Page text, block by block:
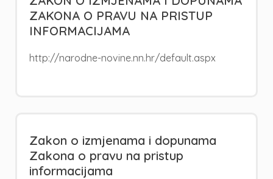
ZAKONA O PRAVU NA PRISTUP
INFORMACIJAMA
http://narodne-novine.nn.hr/default.aspx
Zakon o izmjenama i dopunama
Zakona o pravu na pristup
informacijama